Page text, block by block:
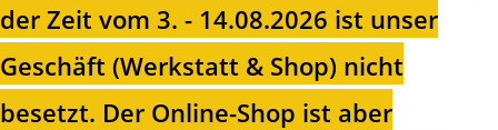
der Zeit vom 3. - 14.08.2026 ist unser
Geschäft (Werkstatt & Shop) nicht
besetzt. Der Online-Shop ist aber